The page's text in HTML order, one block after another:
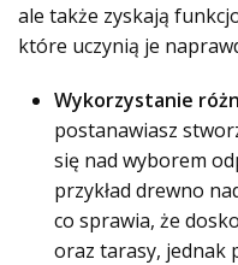
ale także zyskają
które uczynią je
Wykorzystanie
postanawiasz
się nad wyborem
przykład drewno
co sprawia, że
oraz tarasy, jednak